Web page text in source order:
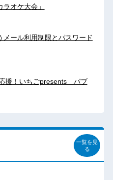
オケ大会」
メール利用制限とパスワード
援！いちごpresents パブ
一覧を見
る